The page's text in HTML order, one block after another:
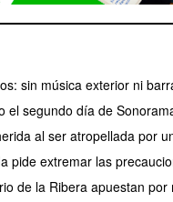
sin música exterior ni
el segundo día de
al ser atropellada por
pide extremar las
de la Ribera apuestan